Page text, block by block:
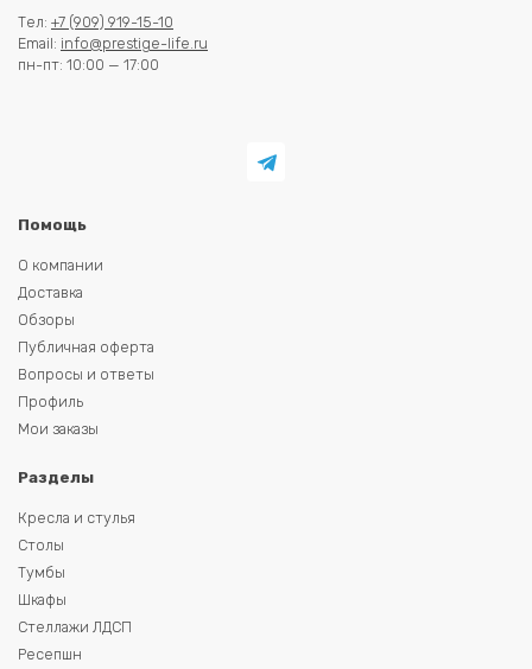
Тел: +7 (909) 919-15-10
Email: info@prestige-life.ru
пн-пт: 10:00 — 17:00
Помощь
О компании
Доставка
Обзоры
Публичная оферта
Вопросы и ответы
Профиль
Мои заказы
Разделы
Кресла и стулья
Столы
Тумбы
Шкафы
Стеллажи ЛДСП
Ресепшн